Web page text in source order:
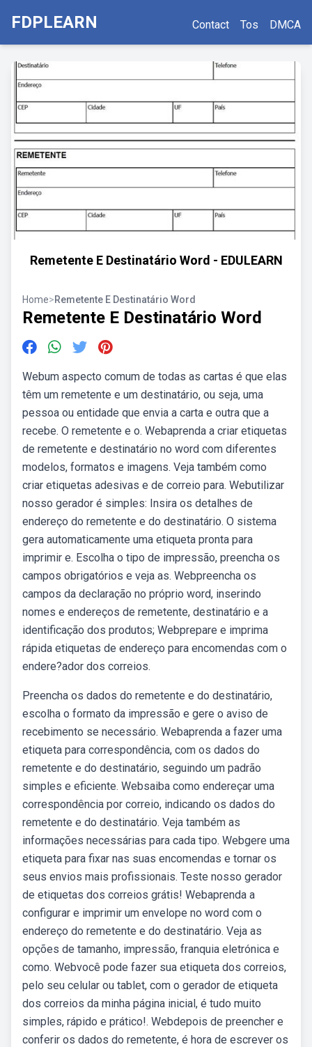
FDPLEARN Contact Tos DMCA
Remetente E Destinatário Word - EDULEARN
Home>Remetente E Destinatário Word
Remetente E Destinatário Word
Webum aspecto comum de todas as cartas é que elas
têm um remetente e um destinatário, ou seja, uma
pessoa ou entidade que envia a carta e outra que a
recebe. O remetente e o. Webaprenda a criar etiquetas
de remetente e destinatário no word com diferentes
modelos, formatos e imagens. Veja também como
criar etiquetas adesivas e de correio para. Webutilizar
nosso gerador é simples: Insira os detalhes de
endereço do remetente e do destinatário. O sistema
gera automaticamente uma etiqueta pronta para
imprimir e. Escolha o tipo de impressão, preencha os
campos obrigatórios e veja as. Webpreencha os
campos da declaração no próprio word, inserindo
nomes e endereços de remetente, destinatário e a
identificação dos produtos; Webprepare e imprima
rápida etiquetas de endereço para encomendas com o
endere?ador dos correios.
Preencha os dados do remetente e do destinatário,
escolha o formato da impressão e gere o aviso de
recebimento se necessário. Webaprenda a fazer uma
etiqueta para correspondência, com os dados do
remetente e do destinatário, seguindo um padrão
simples e eficiente. Websaiba como endereçar uma
correspondência por correio, indicando os dados do
remetente e do destinatário. Veja também as
informações necessárias para cada tipo. Webgere uma
etiqueta para fixar nas suas encomendas e tornar os
seus envios mais profissionais. Teste nosso gerador
de etiquetas dos correios grátis! Webaprenda a
configurar e imprimir um envelope no word com o
endereço do remetente e do destinatário. Veja as
opções de tamanho, impressão, franquia eletrónica e
como. Webvocê pode fazer sua etiqueta dos correios,
pelo seu celular ou tablet, com o gerador de etiqueta
dos correios da minha página inicial, é tudo muito
simples, rápido e prático!. Webdepois de preencher e
conferir os dados do remetente, é hora de escrever os